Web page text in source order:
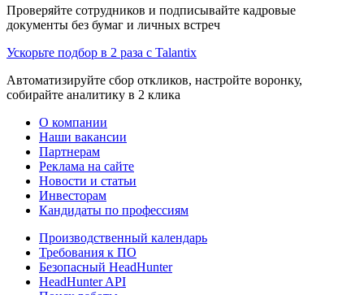
Проверяйте сотрудников и подписывайте кадровые
документы без бумаг и личных встреч
Ускорьте подбор в 2 раза с Talantix
Автоматизируйте сбор откликов, настройте воронку,
собирайте аналитику в 2 клика
О компании
Наши вакансии
Партнерам
Реклама на сайте
Новости и статьи
Инвесторам
Кандидаты по профессиям
Производственный календарь
Требования к ПО
Безопасный HeadHunter
HeadHunter API